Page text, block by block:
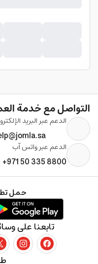
التواصل مع خدمة
الدعم عبر البريد
الدعم عبر واتس آب
+971 50 335 8800
تابعنا على
حمل